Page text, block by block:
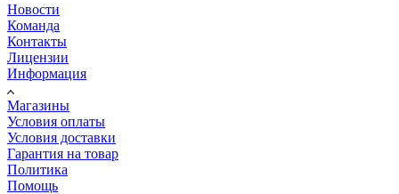
Новости
Команда
Контакты
Лицензии
Информация
Магазины
Условия оплаты
Условия доставки
Гарантия на товар
Политика
Помощь